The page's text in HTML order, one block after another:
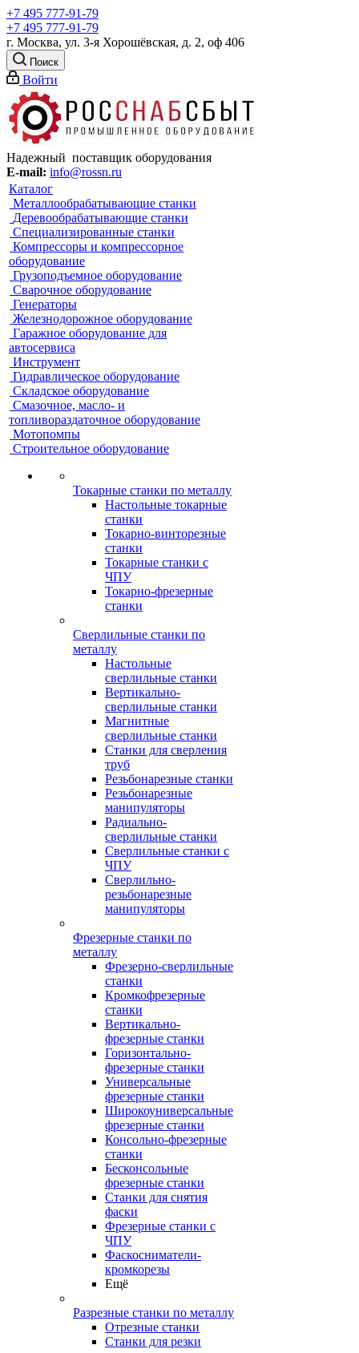
+7 495 777-91-79
+7 495 777-91-79
г. Москва, ул. 3-я Хорошёвская, д. 2, оф 406
Поиск
Войти
Надежный поставщик оборудования
E-mail: info@rossn.ru
Каталог
Металлообрабатывающие станки
Деревообрабатывающие станки
Специализированные станки
Компрессоры и компрессорное
оборудование
Грузоподъемное оборудование
Сварочное оборудование
Генераторы
Железнодорожное оборудование
Гаражное оборудование для
автосервиса
Инструмент
Гидравлическое оборудование
Складское оборудование
Смазочное, масло- и
топливораздаточное оборудование
Мотопомпы
Строительное оборудование
Токарные станки по металлу
Настольные токарные
станки
Токарно-винторезные
станки
Токарные станки с
ЧПУ
Токарно-фрезерные
станки
Сверлильные станки по
металлу
Настольные
сверлильные станки
Вертикально-
сверлильные станки
Магнитные
сверлильные станки
Станки для сверления
труб
Резьбонарезные станки
Резьбонарезные
манипуляторы
Радиально-
сверлильные станки
Сверлильные станки с
ЧПУ
Сверлильно-
резьбонарезные
манипуляторы
Фрезерные станки по
металлу
Фрезерно-сверлильные
станки
Кромкофрезерные
станки
Вертикально-
фрезерные станки
Горизонтально-
фрезерные станки
Универсальные
фрезерные станки
Широкоуниверсальные
фрезерные станки
Консольно-фрезерные
станки
Бесконсольные
фрезерные станки
Станки для снятия
фаски
Фрезерные станки с
ЧПУ
Фаскосниматели-
кромкорезы
Ещё
Разрезные станки по металлу
Отрезные станки
Станки для резки